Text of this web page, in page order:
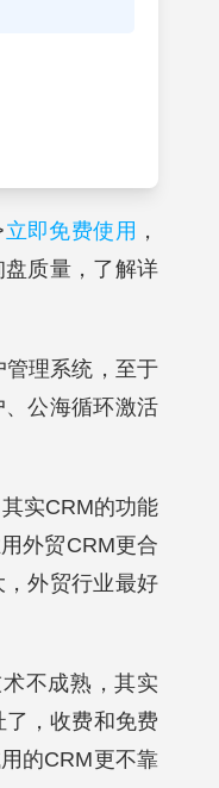
立即免费使用 ，
质量，了解详
理系统，至于
公海循环激活
实CRM的功能
外贸CRM更合
外贸行业最好
不成熟，其实
，收费和免费
的CRM更不靠